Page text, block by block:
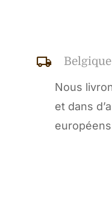
Nous
et dans
européens